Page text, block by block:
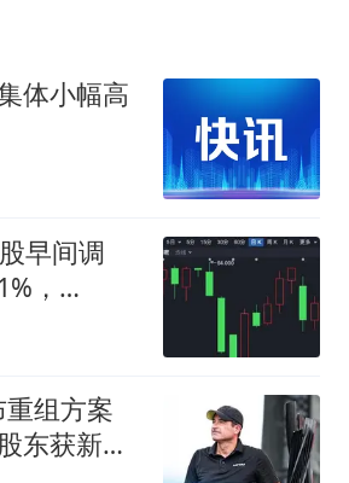
体小幅高
早间调
，
组方案
东获新投